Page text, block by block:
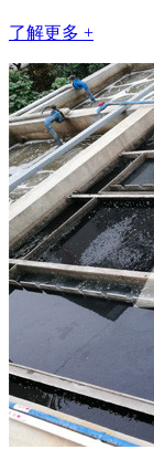
了解更多 +